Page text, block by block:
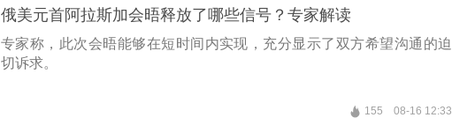
俄美元首阿拉斯加会晤释放了哪些信号？专家解读
专家称，此次会晤能够在短时间内实现，充分显示了双方希望沟通的迫
切诉求。
155 08-16 12:33